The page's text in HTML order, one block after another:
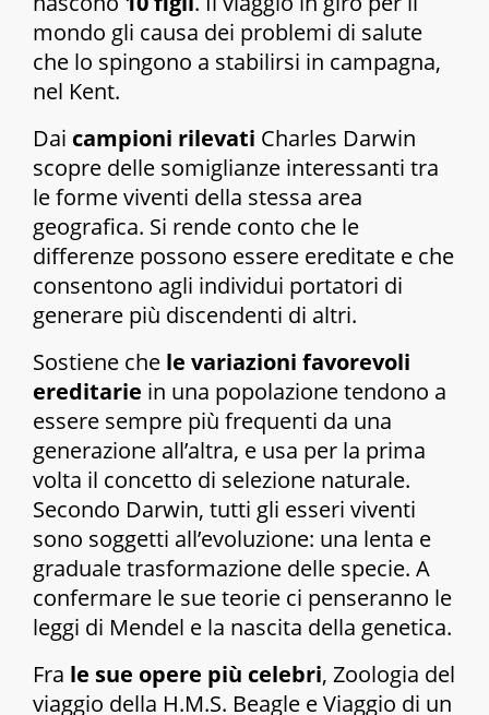
mondo gli causa dei problemi di salute
che lo spingono a stabilirsi in campagna,
nel Kent.
Dai campioni rilevati Charles Darwin
scopre delle somiglianze interessanti tra
le forme viventi della stessa area
geografica. Si rende conto che le
differenze possono essere ereditate e che
consentono agli individui portatori di
generare più discendenti di altri.
Sostiene che le variazioni favorevoli
ereditarie in una popolazione tendono a
essere sempre più frequenti da una
generazione all’altra, e usa per la prima
volta il concetto di selezione naturale.
Secondo Darwin, tutti gli esseri viventi
sono soggetti all’evoluzione: una lenta e
graduale trasformazione delle specie. A
confermare le sue teorie ci penseranno le
leggi di Mendel e la nascita della genetica.
Fra le sue opere più celebri, Zoologia del
viaggio della H.M.S. Beagle eViaggio di un